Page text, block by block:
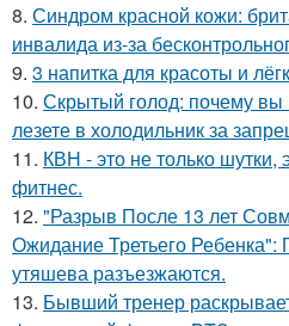
8. Синдром красной кожи:
инвалида из-за
9. 3 напитка для красоты и
10. Скрытый голод: почему вы
лезете в холодильник за
11. КВН - это не только шутки,
фитнес.
12. "Разрыв После 13 лет
Ожидание Третьего Ребенка":
утяшева разъезжаются.
13. Бывший тренер